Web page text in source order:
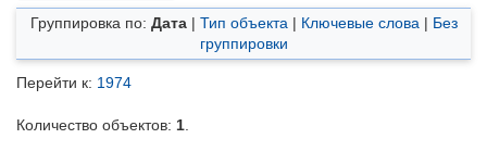
Группировка по: Дата| Тип объекта | Ключевые слова | Без
группировки
Перейти к: 1974
Количество объектов: 1